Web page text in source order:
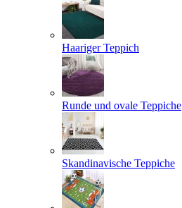
Haariger Teppich
Runde und ovale Teppiche
Skandinavische Teppiche